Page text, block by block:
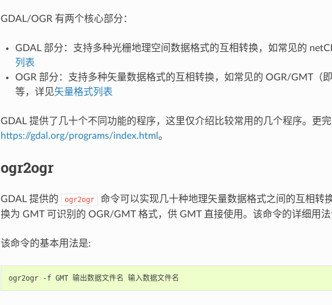
GDAL/OGR 有两个核心部分：
GDAL 部分：支持多种光栅地理空间数据格式的互相转换，如常见的
列表
OGR 部分：支持多种矢量数据格式的互相转换，如常见的 OGR/GMT（
等，详见矢量格式列表
GDAL 提供了几十个不同功能的程序，这里仅介绍比较常用的几个程序。更
https://gdal.org/programs/index.html 。
ogr2ogr
GDAL 提供的 ogr2ogr
命令可以实现几十种地理矢量数据格式之间的互相转
换为 GMT 可识别的 OGR/GMT 格式，供 GMT 直接使用。该命令的详细用
该命令的基本用法是:
ogr2ogr -f GMT 输出数据文件名